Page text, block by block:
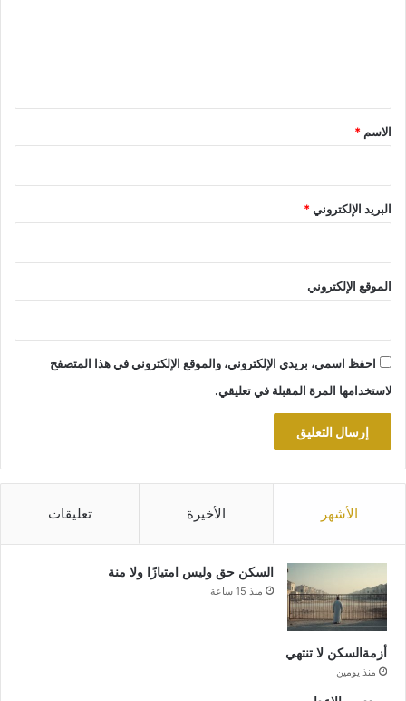
*
الاسم *
البريد الإلكتروني*
الموقع الإلكتروني
احفظ اسمي، بريدي الإلكتروني، والموقع الإلكتروني في هذا المتصفح
لاستخدامها المرة المقبلة في تعليقي.
الأشهر الأخيرة تعليقات
السكن حق وليس امتيازًا ولا منة
منذ 15 ساعة
أزمةالسكن لا تنتهي
منذ يومين